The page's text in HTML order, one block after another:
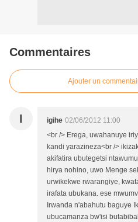
Commentaires
Ajouter un
I igihe 02/06/2012 11:00
<br /> Erega, uwahanuye
kandi yarazineza<br />
akifatira ubutegetsi
hirya nohino, uwo Menge
urwikekwe rwarangiye,
irafata ubukana. ese
Irwanda n'abahutu baguye
ubucamanza bw'isi